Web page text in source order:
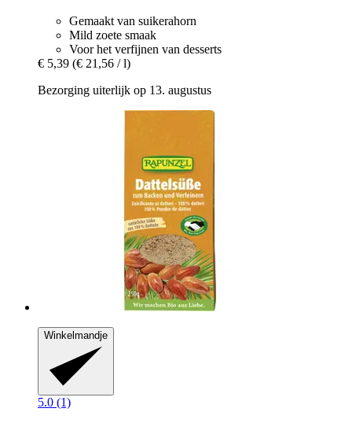
Gemaakt van suikerahorn
Mild zoete smaak
Voor het verfijnen van desserts
€ 5,39 (€ 21,56 / l)
Bezorging uiterlijk op 13. augustus
Winkelmandje
5.0 (1)